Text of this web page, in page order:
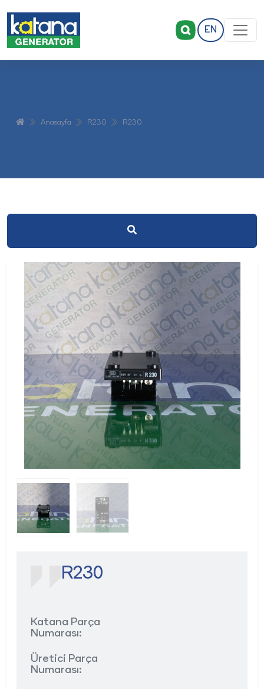
EN
Anasayfa R230 R230
R230
Katana Parça
Numarası:
Üretici Parça
Numarası: